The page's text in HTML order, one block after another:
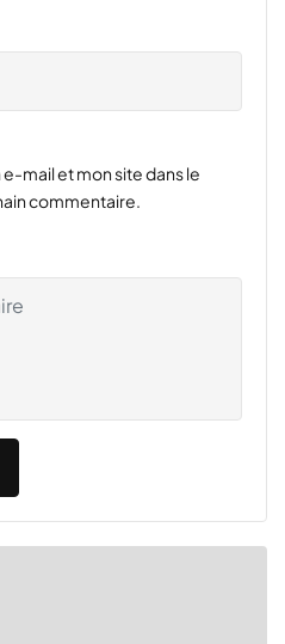
mail et mon site dans le
commentaire.